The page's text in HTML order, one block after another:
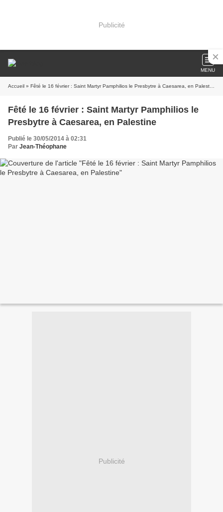
Publicité
MENU
Accueil » Fêté le 16 février : Saint Martyr Pamphilios le Presbytre à Caesarea, en Palestine
Fêté le 16 février : Saint Martyr Pamphilios le
Presbytre à Caesarea, en Palestine
Publié le 30/05/2014 à 02:31
Par Jean-Théophane
Publicité